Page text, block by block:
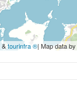
&tourinfra ®| Map data